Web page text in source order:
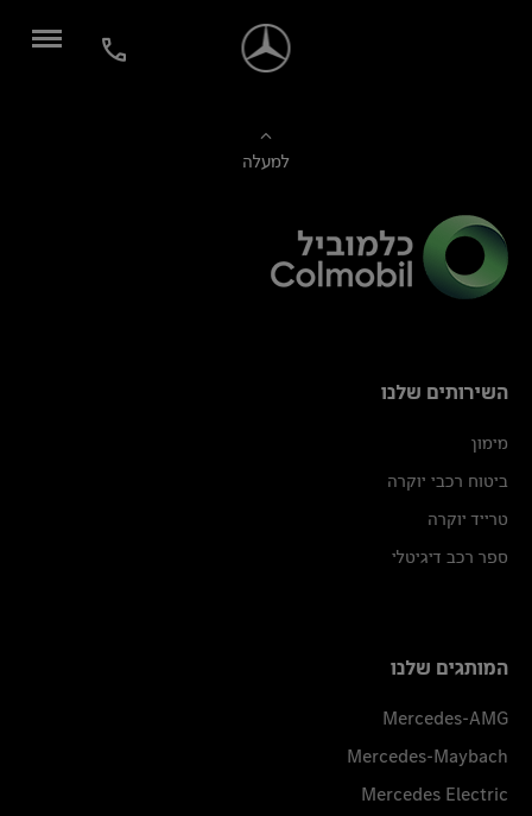
למעלה
השירותים שלנו
מימון
ביטוח רכבי יוקרה
טרייד יוקרה
ספר רכב דיגיטלי
המותגים שלנו
Mercedes-AMG
Mercedes-Maybach
Mercedes Electric